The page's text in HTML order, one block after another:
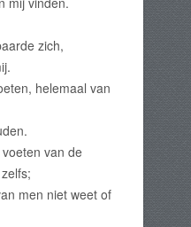
zich,
helemaal van
van de
men niet weet of